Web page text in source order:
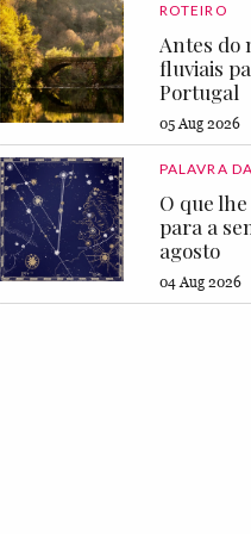
ROTEIRO
Antes do
fluviais
Portugal
05 Aug 2026
PALAVRA
O que
para a
agosto
04 Aug 2026